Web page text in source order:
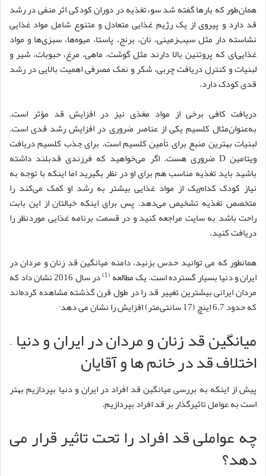
همان‌طور که بارها گفته شد سوءتغذیه در دوران کودکی اثر منفی در رشد
قد دارد و پیروی از یک رژیم غذایی متعادل و متنوع شامل مواد غذایی
نشاسته دار مثل سیب‌زمینی، نان، برنج، پاستا، میوه‌ها، سبزی‌ها و مواد
غذایی‌ای که پروتئین بالا دارند مثل گوشت، ماهی، مرغ، حبوبات، شیر و
لبنیات و کنترل دریافت چربی، شکر و نمک مصرفی اهمیت بالایی در رشد
قدی کودک دارد.
دریافت کافی برخی از مواد مغذی نیز در افزایش قد مؤثر است.
به‌عنوان‌مثال کلسیم یکی از عناصر ضروری در افزایش رشد قدی است.
لبنیات بهترین منبع برای تأمین کلسیم است. برای جذب کلسیم دریافت
ویتامین D ضروری هست. اگر می‌خواهید که فرزندی قدبلند داشته
باشید باید تغذیه مناسب هم برای او در نظر بگیرید اما اینکه با توجه به
نیاز کودک کدام‌یک از مواد غذایی بیشتر به رشد او کمک می‌کند را
متخصص تغذیه تشخیص می‌دهد. پس برای اینکه خیالتان از این بابت
راحت باشد به سایت مراجعه کنید و در قسمت برنامه غذایی موردنظر را
دریافت کنید.
همانطور که می توانید حدس بزنید، دامنه میانگین قد زنان و مردان در
ایران و دنیا بسیار گسترده است. یک مطالعه (1)
در سال 2016 نشان داد که
مردان ایرانی بیشترین تغییر قد را در طول قرن گذشته مشاهده کرده‌اند
که حدود 6.7 اینچ (17 سانتی‌متر) افزایش را نشان می دهد
.
میانگین قد زنان و مردان در ایران و دنیا –
اختلاف قد در خانم ها و آقایان
پیش از اینکه به بررسی میانگین قد افراد در ایران و دنیا بپردازیم بهتر
است به عوامل تاثیرگذار بر قد افراد بپردازیم.
چه عواملی قد افراد را تحت تاثیر قرار می
دهد؟